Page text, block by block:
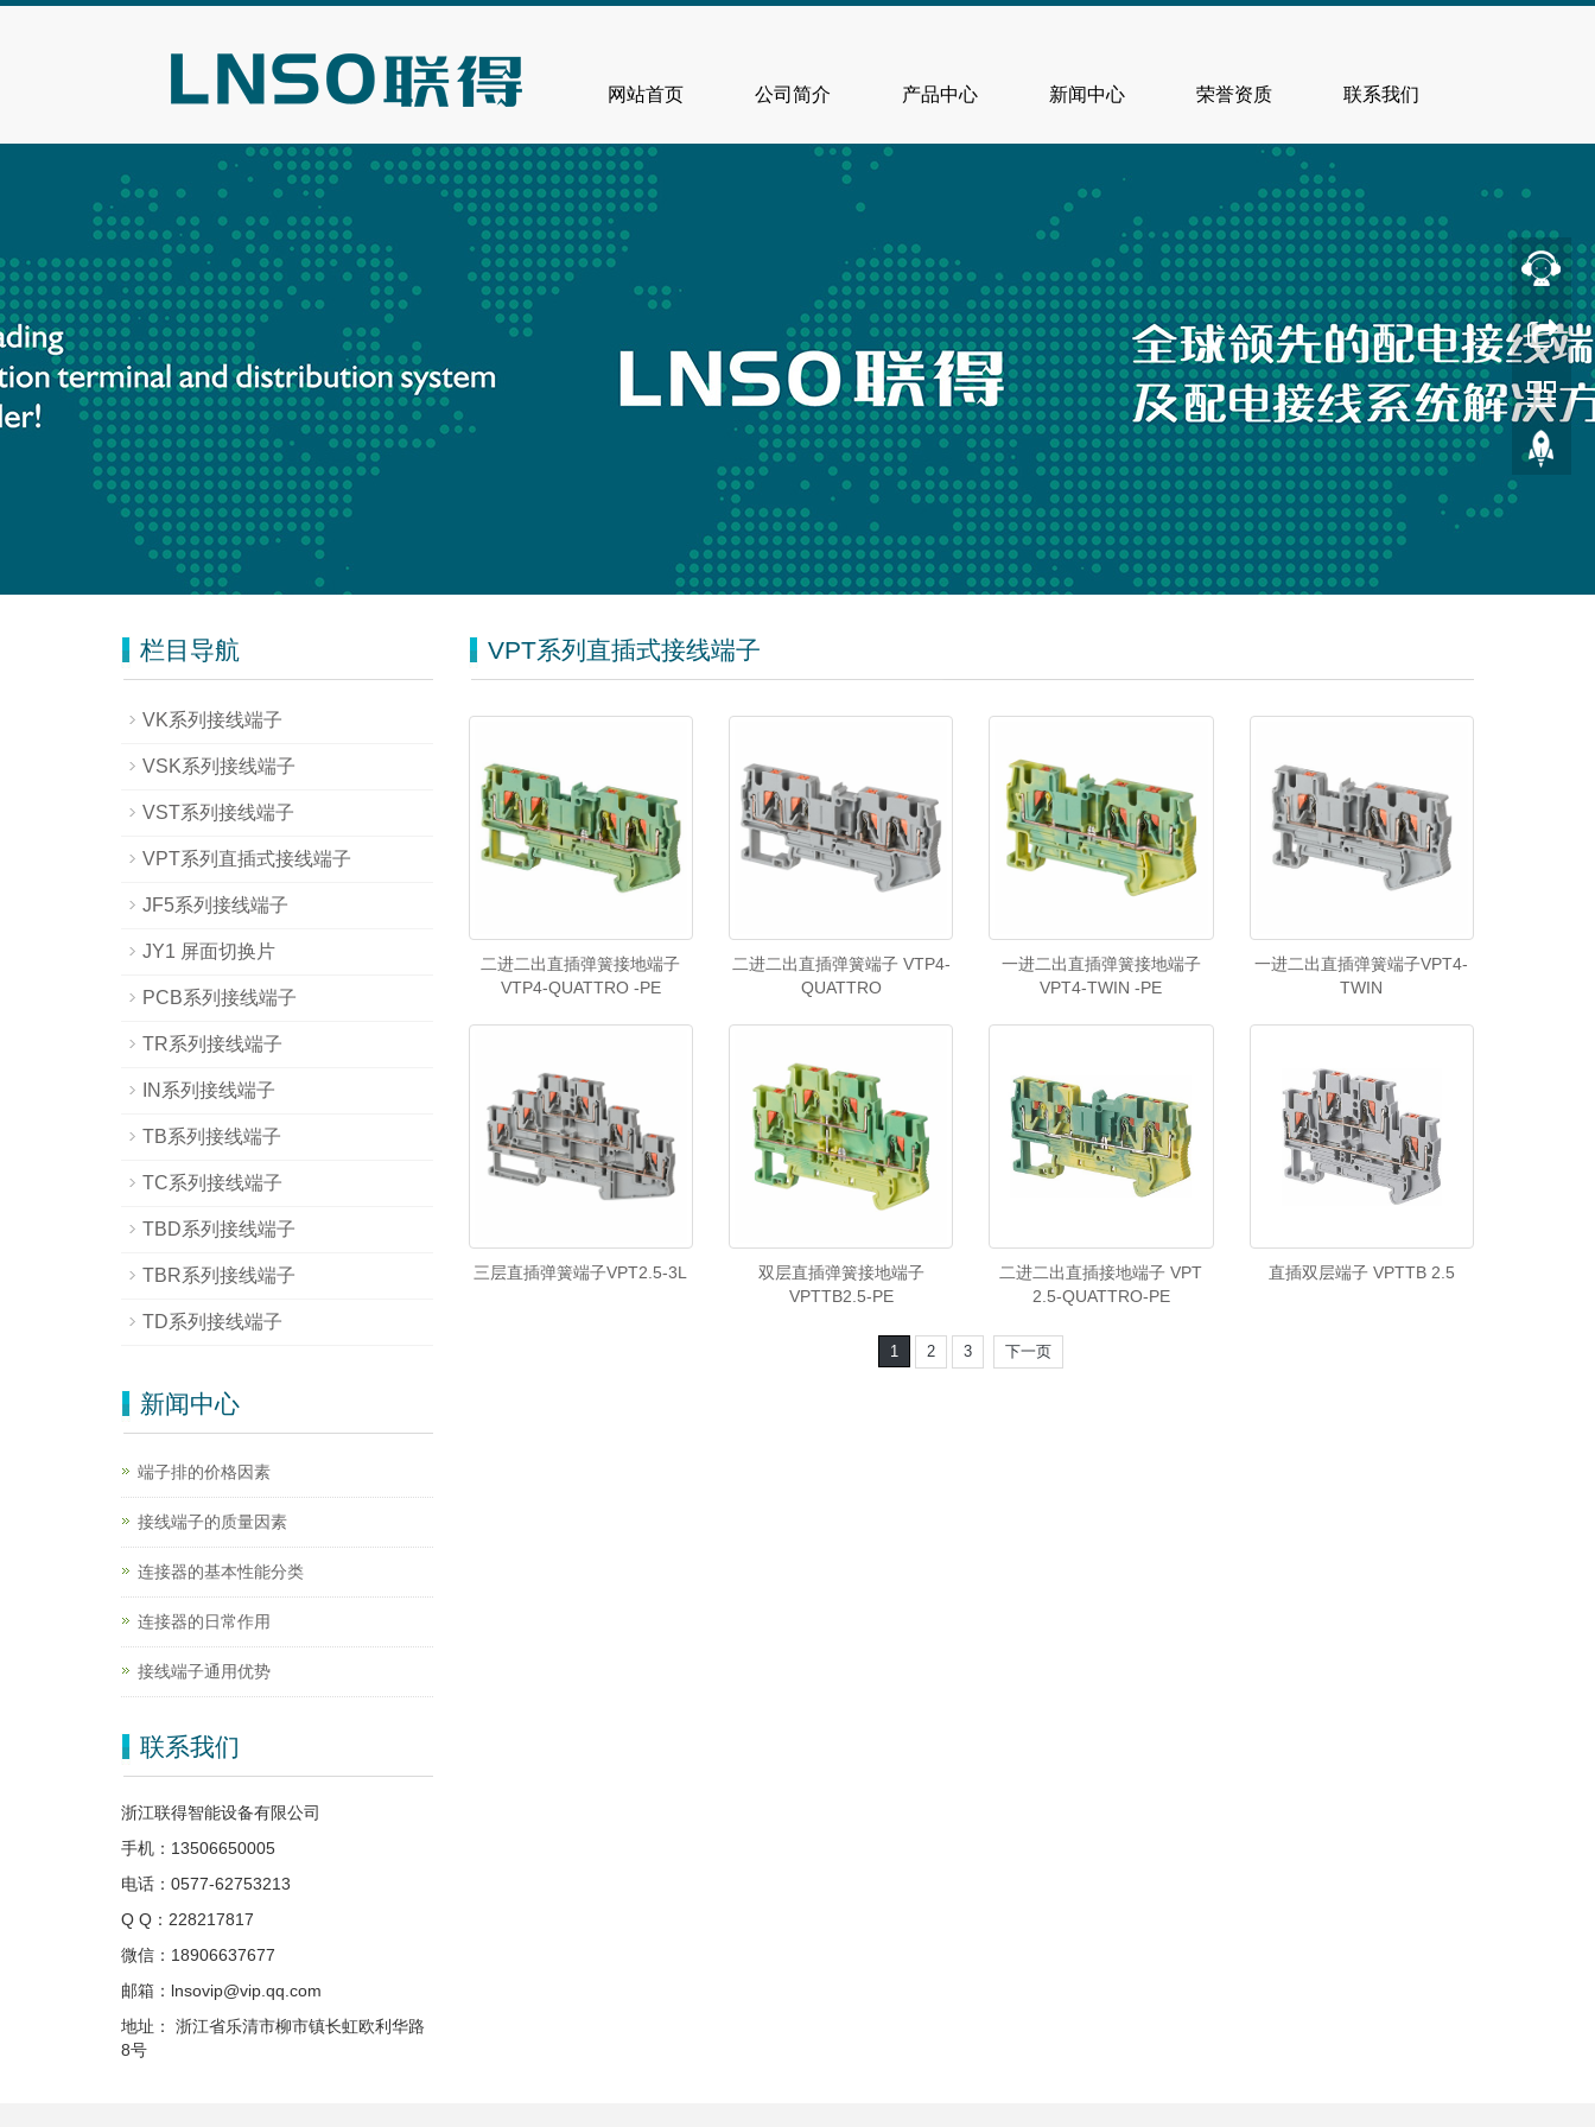
网站首页 公司简介 产品中心 新闻中心 荣誉资质 联系我们
VPT系列直插式接线端子
二进二出直插弹簧接地端子
VTP4-QUATTRO -PE
二进二出直插弹簧端子 VTP4-
QUATTRO
一进二出直插弹簧接地端子
VPT4-TWIN -PE
一进二出直插弹簧端子VPT4-
TWIN
三层直插弹簧端子VPT2.5-3L
双层直插弹簧接地端子
VPTTB2.5-PE
二进二出直插接地端子 VPT
2.5-QUATTRO-PE
直插双层端子 VPTTB 2.5
1 2 3 下一页
栏目导航
VK系列接线端子
VSK系列接线端子
VST系列接线端子
VPT系列直插式接线端子
JF5系列接线端子
JY1 屏面切换片
PCB系列接线端子
TR系列接线端子
IN系列接线端子
TB系列接线端子
TC系列接线端子
TBD系列接线端子
TBR系列接线端子
TD系列接线端子
新闻中心
端子排的价格因素
接线端子的质量因素
连接器的基本性能分类
连接器的日常作用
接线端子通用优势
联系我们
浙江联得智能设备有限公司
手机：13506650005
电话：0577-62753213
Q Q：228217817
微信：18906637677
邮箱：lnsovip@vip.qq.com
地址： 浙江省乐清市柳市镇长虹欧利华路
8号